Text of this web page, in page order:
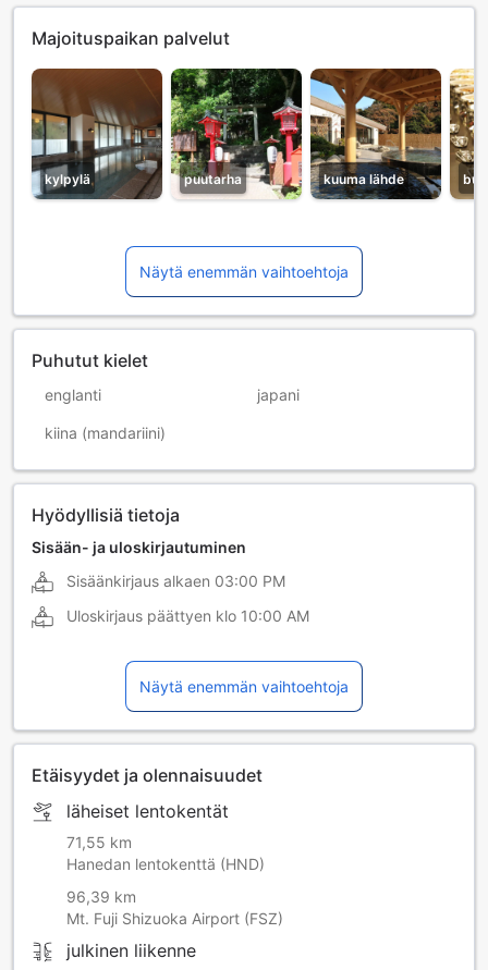
Majoituspaikan palvelut
kylpylä puutarha kuuma lähde
Näytä enemmän vaihtoehtoja
Puhutut kielet
englanti japani
kiina (mandariini)
Hyödyllisiä tietoja
Sisään- ja uloskirjautuminen
Sisäänkirjaus alkaen 03:00 PM
Uloskirjaus päättyen klo 10:00 AM
Näytä enemmän vaihtoehtoja
Etäisyydet ja olennaisuudet
läheiset lentokentät
71,55 km
Hanedan lentokenttä (HND)
96,39 km
Mt. Fuji Shizuoka Airport (FSZ)
julkinen liikenne